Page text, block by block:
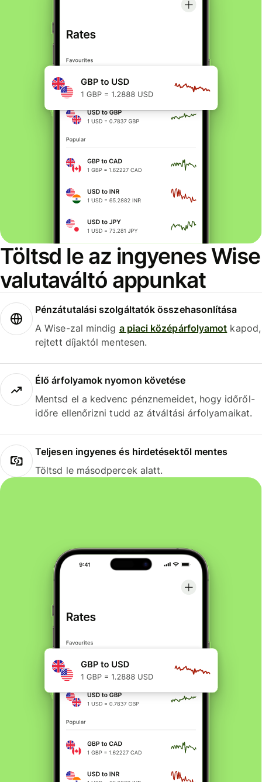
Töltsd le az ingyenes Wise
valutaváltó appunkat
Pénzátutalási szolgáltatók összehasonlítása
A Wise-zal mindig a piaci középárfolyamot kapod,
rejtett díjaktól mentesen.
Élő árfolyamok nyomon követése
Mentsd el a kedvenc pénznemeidet, hogy időről-
időre ellenőrizni tudd az átváltási árfolyamaikat.
Teljesen ingyenes és hirdetésektől mentes
Töltsd le másodpercek alatt.